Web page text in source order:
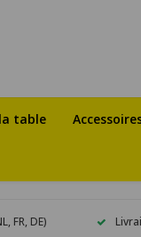
table
FR, DE)